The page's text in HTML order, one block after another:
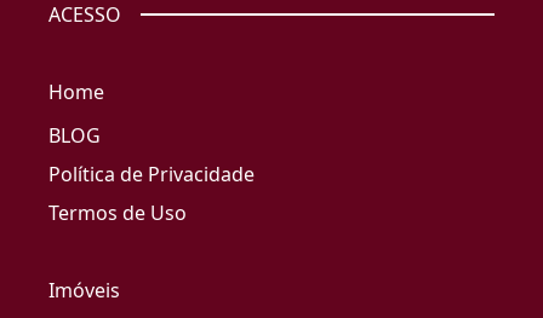
ACESSO
Home
BLOG
Política de Privacidade
Termos de Uso
Imóveis